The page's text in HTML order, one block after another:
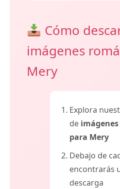
Cómo
imágenes
Mery
Explora
de
para Mery
Debajo de
encontrarás
descarga